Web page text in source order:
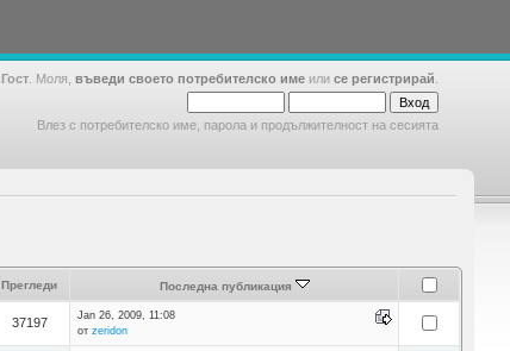
Гост . Моля, въведи своето потребителско име или се регистрирай
Влез с потребителско име, парола и продължителност на сесията
Прегледи Последна публикация
37197
Jan 26, 2009, 11:08
от zeridon